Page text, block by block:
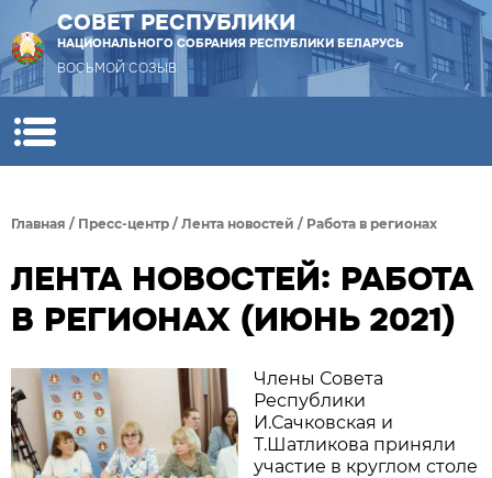
СОВЕТ РЕСПУБЛИКИ
НАЦИОНАЛЬНОГО СОБРАНИЯ РЕСПУБЛИКИ БЕЛАРУСЬ
ВОСЬМОЙ СОЗЫВ
Главная / Пресс-центр / Лента новостей / Работа в регионах
ЛЕНТА НОВОСТЕЙ: РАБОТА
В РЕГИОНАХ (ИЮНЬ 2021)
Члены Совета
Республики
И.Сачковская и
Т.Шатликова приняли
участие в круглом столе